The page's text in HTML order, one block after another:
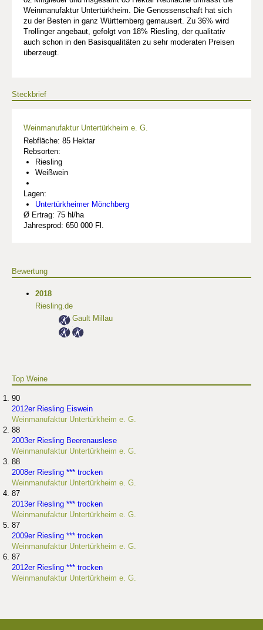
Weinmanufaktur Untertürkheim. Die Genossenschaft hat sich
zu der Besten in ganz Württemberg gemausert. Zu 36% wird
Trollinger angebaut, gefolgt von 18% Riesling, der qualitativ
auch schon in den Basisqualitäten zu sehr moderaten Preisen
überzeugt.
Steckbrief
Weinmanufaktur Untertürkheim e. G.
Rebfläche: 85 Hektar
Rebsorten:
Riesling
Weißwein
Lagen:
Untertürkheimer Mönchberg
Ø Ertrag: 75 hl/ha
Jahresprod: 650 000 Fl.
Bewertung
2018
Riesling.de
Gault Millau
Top Weine
90
2012er Riesling Eiswein
Weinmanufaktur Untertürkheim e. G.
88
2003er Riesling Beerenauslese
Weinmanufaktur Untertürkheim e. G.
88
2008er Riesling *** trocken
Weinmanufaktur Untertürkheim e. G.
87
2013er Riesling *** trocken
Weinmanufaktur Untertürkheim e. G.
87
2009er Riesling *** trocken
Weinmanufaktur Untertürkheim e. G.
87
2012er Riesling *** trocken
Weinmanufaktur Untertürkheim e. G.